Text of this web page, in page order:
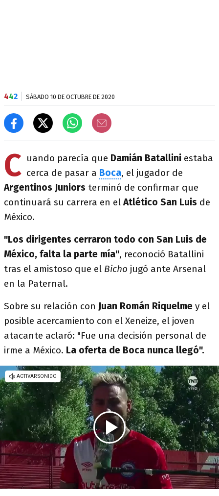
442 SÁBADO 10 DE OCTUBRE DE 2020
C uando parecía que Damián Batallini estaba
cerca de pasar a Boca, el jugador de
Argentinos Juniors terminó de confirmar que
continuará su carrera en elAtlético San Luis de
México.
"Los dirigentes cerraron todo con San Luis de
México, falta la parte mía", reconoció Batallini
tras el amistoso que el Bicho jugó ante Arsenal
en la Paternal.
Sobre su relación con Juan Román Riquelme y el
posible acercamiento con el Xeneize, el joven
atacante aclaró: "Fue una decisión personal de
irme a México. La oferta de Boca nunca llegó".